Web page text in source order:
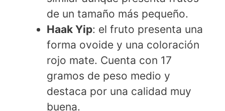
de un tamaño más pequeño.
Haak Yip: el fruto presenta una
forma ovoide y una coloración
rojo mate. Cuenta con 17
gramos de peso medio y
destaca por una calidad muy
buena.